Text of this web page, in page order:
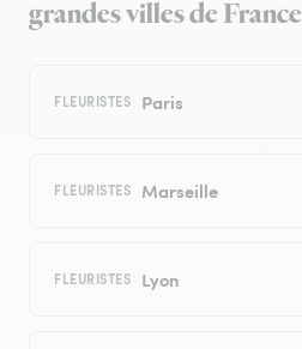
grandes villes de France
FLEURISTES Paris
FLEURISTES Marseille
FLEURISTES Lyon